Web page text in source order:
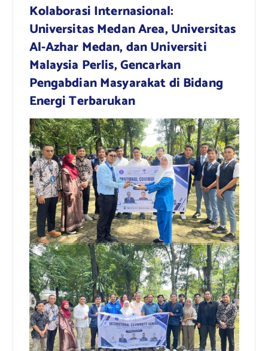
Kolaborasi Internasional:
Universitas Medan Area, Universitas
Al-Azhar Medan, dan Universiti
Malaysia Perlis, Gencarkan
Pengabdian Masyarakat di Bidang
Energi Terbarukan